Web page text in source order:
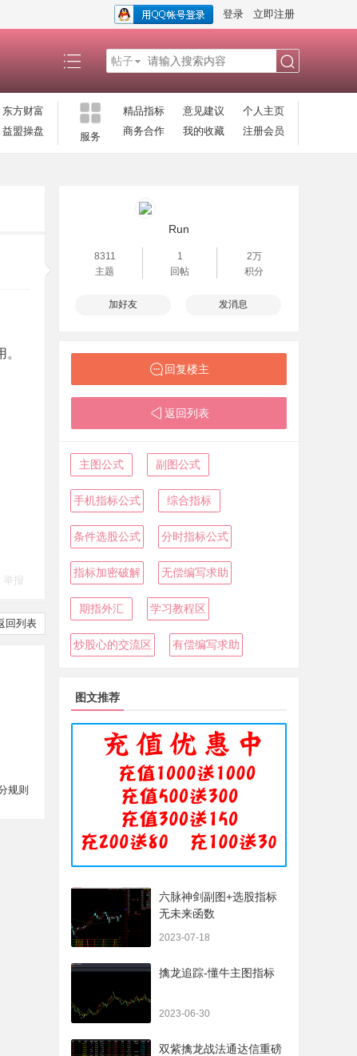
登录 立即注册
帖子
东方财富
益盟操盘 服务
精品指标 意见建议
个人主页
商务合作
我的收藏 注册会员
举报
回列表
规则
Run
8311
主题
1
回帖
2万
积分
加好友 发消息
回复楼主
返回列表
主图公式 副图公式
手机指标公式 综合指标
条件选股公式 分时指标公式
指标加密破解 无偿编写求助
期指外汇 学习教程区
炒股心的交流区 有偿编写求助
图文推荐
六脉神剑副图+选股指标
无未来函数
2023-07-18
擒龙追踪-懂牛主图指标
2023-06-30
双紫擒龙战法通达信重磅